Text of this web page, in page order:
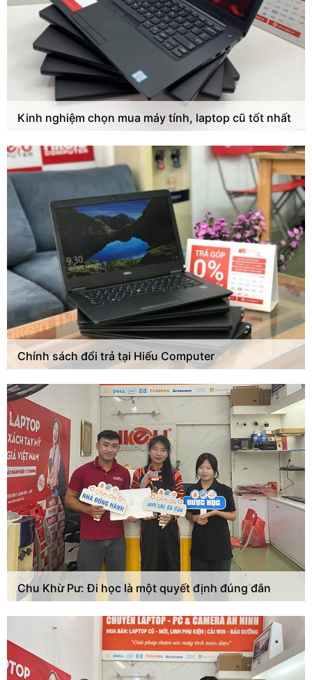
Kinh nghiệm chọn mua máy tính, laptop cũ tốt nhất
Chính sách đổi trả tại Hiếu Computer
Chu Khừ Pư: Đi học là một quyết định đúng đắn